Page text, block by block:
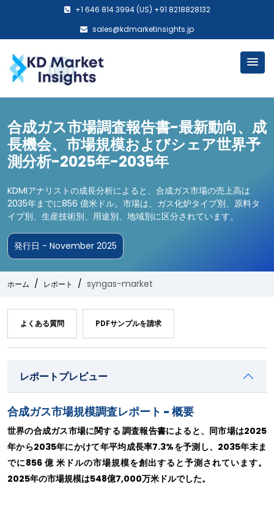
+1 646 814 3994 (US) +91 8218828132
sales@kdmarketinsights.jp
合成ガス市場調査報告書-最新動向、成
長機会、市場規模およびシェア世界予
測分析-2025年-2035年
KDMIアナリストの成長分析によると、合成ガス市場の売上高は
2035年までに856 億米ドル。市場は、ガス化炉タイプ別、原料タ
イプ別、生産技術別、用途別、地域別に区分されています。
発行日 - November 2025
ホーム レポート syngas-market
よくある質問 PDFサンプルを請求
レポートプレビュー
合成ガス市場規模調査レポート - 概要
世界の合成ガス市場に関する 調査報告書によると、同市場は2025
年から2035年にかけて年平均成長率7.3%を予測し、2035年末ま
でに856 億 米ドルの市場規模を創出すると予測されています。
2025年の市場規模は548億7,000万米ドルでした。